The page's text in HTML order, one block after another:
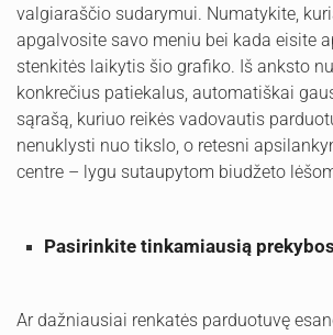
valgiaraščio sudarymui. Numatykite,
apgalvosite savo meniu bei kada eisite
stenkitės laikytis šio grafiko. Iš anksto
konkrečius patiekalus, automatiškai
sąrašą, kuriuo reikės vadovautis
nenuklysti nuo tikslo, o retesni
centre – lygu sutaupytom biudžeto
Pasirinkite tinkamiausią
Ar dažniausiai renkatės parduotuvę